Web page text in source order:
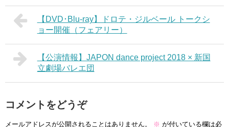
【DVD･Blu-ray】ドロテ・ジルベール トークシ
ョー開催（フェアリー）
【公演情報】JAPON dance project 2018 × 新国
立劇場バレエ団
コメントをどうぞ
メールアドレスが公開されることはありません。 ※ が付いている欄は必